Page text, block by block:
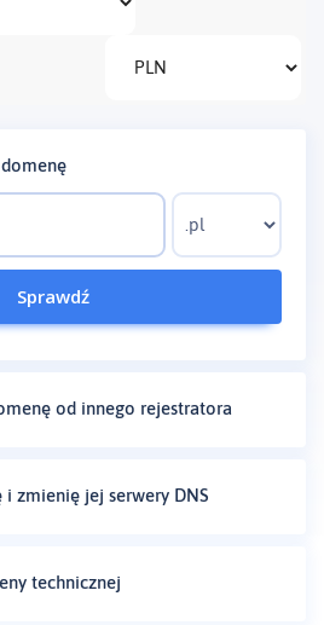
Sprawdź
od innego rejestratora
zmienię jej serwery DNS
technicznej